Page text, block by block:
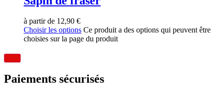
à partir de 12,90 €
Choisir les options Ce produit a des options qui peuvent être
choisies sur la page du produit
Paiements sécurisés